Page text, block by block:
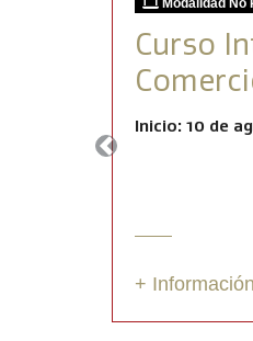
Curso
Inicio: 10 de
+
Previous